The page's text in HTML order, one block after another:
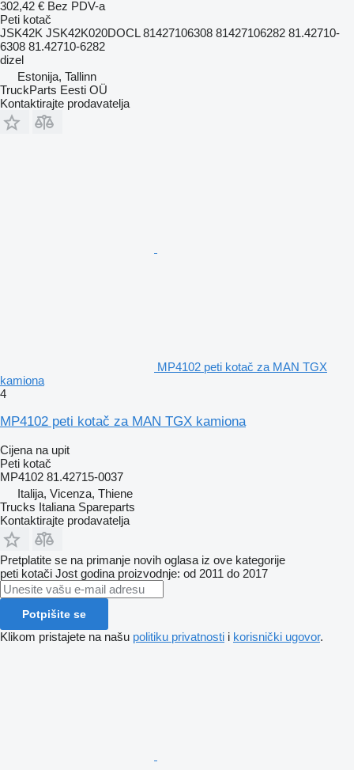
302,42 € Bez PDV-a
Peti kotač
JSK42K JSK42K020DOCL 81427106308 81427106282 81.42710-
6308 81.42710-6282
dizel
Estonija, Tallinn
TruckParts Eesti OÜ
Kontaktirajte prodavatelja
MP4102 peti kotač za MAN TGX
kamiona
4
MP4102 peti kotač za MAN TGX kamiona
Cijena na upit
Peti kotač
MP4102 81.42715-0037
Italija, Vicenza, Thiene
Trucks Italiana Spareparts
Kontaktirajte prodavatelja
Pretplatite se na primanje novih oglasa iz ove kategorije
peti kotači Jost godina proizvodnje: od 2011 do 2017
Potpišite se
Klikom pristajete na našu politiku privatnosti i korisnički ugovor.